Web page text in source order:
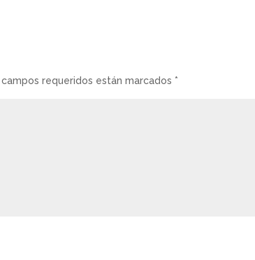
campos requeridos están marcados *